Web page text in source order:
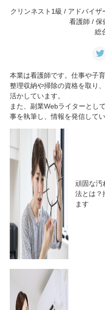
クリンネスト1級 / アドバイ
看護師 / 保
総
本業は看護師です。仕事や子
整理収納や掃除の資格を取り
活かしています。
また、副業Webライターとし
事を執筆し、情報を発信してい
頑固な汚
法とは？
ます